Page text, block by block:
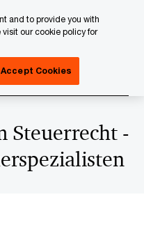
Steuerrecht -
and to provide you with
our cookie policy for
Accept Cookies